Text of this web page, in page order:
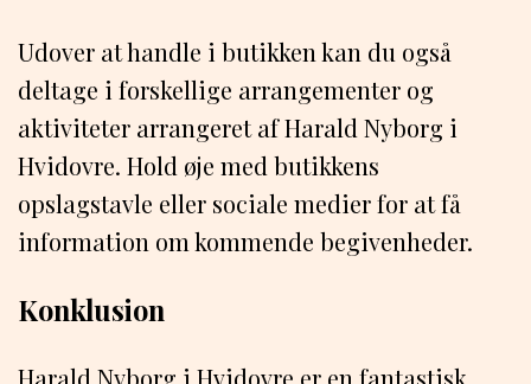
Udover at handle i butikken kan du også
deltage i forskellige arrangementer og
aktiviteter arrangeret af Harald Nyborg i
Hvidovre. Hold øje med butikkens
opslagstavle eller sociale medier for at få
information om kommende begivenheder.
Konklusion